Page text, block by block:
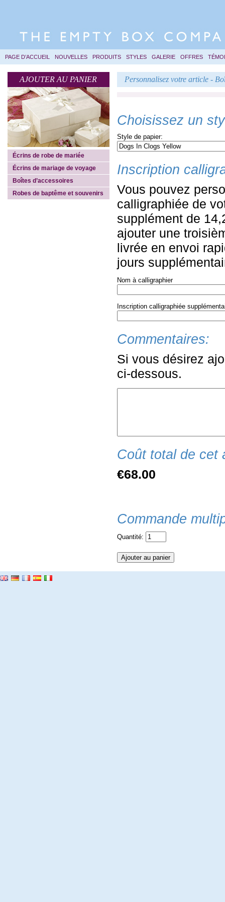
PAGE D’ACCUEIL NOUVELLES PRODUITS STYLES GALERIE OFFRES
AJOUTER AU PANIER
Écrins de robe de mariée
Écrins de mariage de voyage
Boîtes d’accessoires
Robes de baptême et souvenirs
Personnalisez votre article -
Choisissez un
Style de papier:
Inscription
Vous pouvez
calligraphiée de
supplément de
ajouter une
livrée en envoi
jours
Nom à calligraphier
Inscription calligraphiée
Commentaires:
Si vous désirez
ci-dessous.
Coût total de cet
€68.00
Commande
Quantité: